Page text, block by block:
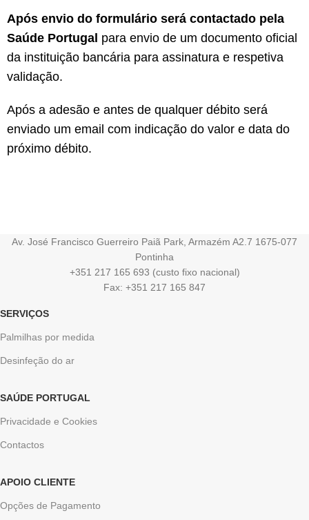
Após envio do formulário será contactado pela
Saúde Portugal para envio de um documento oficial
da instituição bancária para assinatura e respetiva
validação.
Após a adesão e antes de qualquer débito será
enviado um email com indicação do valor e data do
próximo débito.
Av. José Francisco Guerreiro Paiã Park, Armazém A2.7 1675-077
Pontinha
+351 217 165 693 (custo fixo nacional)
Fax: +351 217 165 847
SERVIÇOS
Palmilhas por medida
Desinfeção do ar
SAÚDE PORTUGAL
Privacidade e Cookies
Contactos
APOIO CLIENTE
Opções de Pagamento